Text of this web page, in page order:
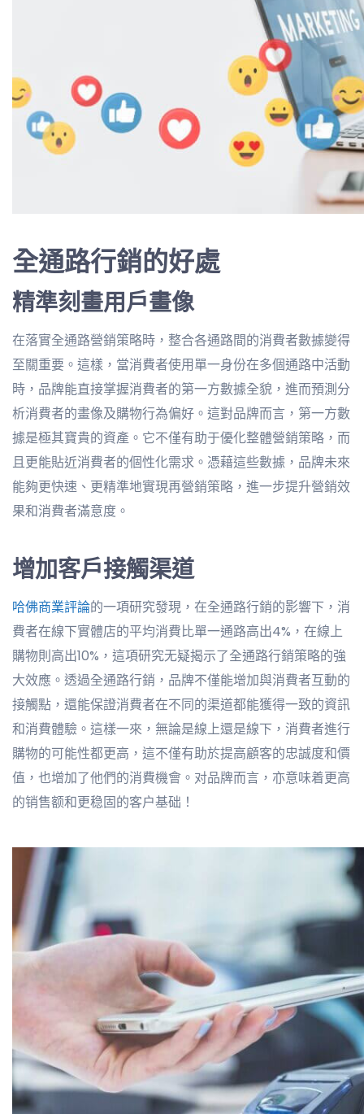
全通路行銷的好處
精準刻畫用戶畫像
在落實全通路營銷策略時，整合各通路間的消費者數據變得
至關重要。這樣，當消費者使用單一身份在多個通路中活動
時，品牌能直接掌握消費者的第一方數據全貌，進而預測分
析消費者的畫像及購物行為偏好。這對品牌而言，第一方數
據是極其寶貴的資產。它不僅有助于優化整體營銷策略，而
且更能貼近消費者的個性化需求。憑藉這些數據，品牌未來
能夠更快速、更精準地實現再營銷策略，進一步提升營銷效
果和消費者滿意度。
增加客戶接觸渠道
哈佛商業評論的一項研究發現，在全通路行銷的影響下，消
費者在線下實體店的平均消費比單一通路高出4%，在線上
購物則高出10%，這項研究无疑揭示了全通路行銷策略的強
大效應。透過全通路行銷，品牌不僅能增加與消費者互動的
接觸點，還能保證消費者在不同的渠道都能獲得一致的資訊
和消費體驗。這樣一來，無論是線上還是線下，消費者進行
購物的可能性都更高，這不僅有助於提高顧客的忠誠度和價
值，也增加了他們的消費機會。对品牌而言，亦意味着更高
的销售额和更稳固的客户基础！